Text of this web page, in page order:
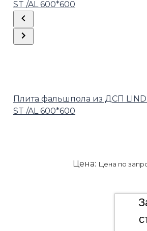
Плита фальшпола из ДСП
ST /AL 600*600
Цена: Цена по